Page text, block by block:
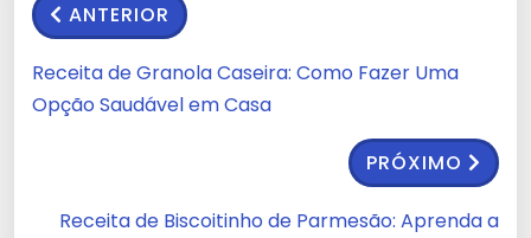
ANTERIOR
Receita de Granola Caseira: Como Fazer Uma
Opção Saudável em Casa
PRÓXIMO
Receita de Biscoitinho de Parmesão: Aprenda a